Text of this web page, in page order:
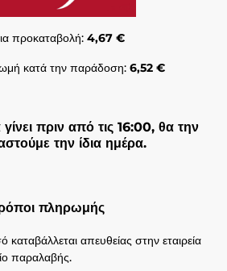
προκαταβολή: 4,67 €
κατά την παράδοση: 6,52 €
πριν από τις 16:00, θα την
την ίδια ημέρα.
πληρωμής
καταβάλλεται απευθείας στην εταιρεία
παραλαβής.